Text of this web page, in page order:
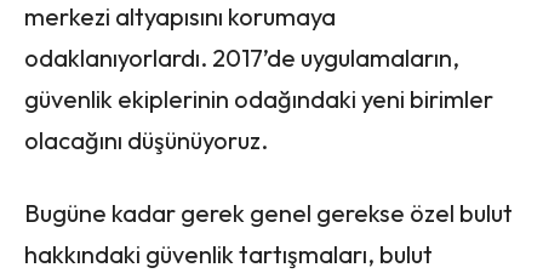
merkezi altyapısını korumaya
odaklanıyorlardı. 2017’de uygulamaların,
güvenlik ekiplerinin odağındaki yeni birimler
olacağını düşünüyoruz.
Bugüne kadar gerek genel gerekse özel bulut
hakkındaki güvenlik tartışmaları, bulut